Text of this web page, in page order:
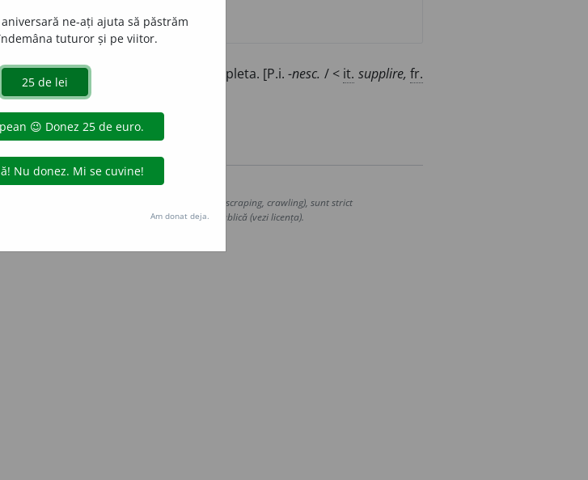
împlini o lipsă, a pune la loc; a completa. [P.i.-nesc. / < it. supplire, fr.
dexonline (https://dexonline.ro)
prin orice metode de extragere automată (web scraping, crawling), sunt strict
seturilor de date oferite oficial spre utilizare publică (vezi licența).
ne-ați ajuta să păstrăm
tuturor și pe viitor.
Am donat deja.